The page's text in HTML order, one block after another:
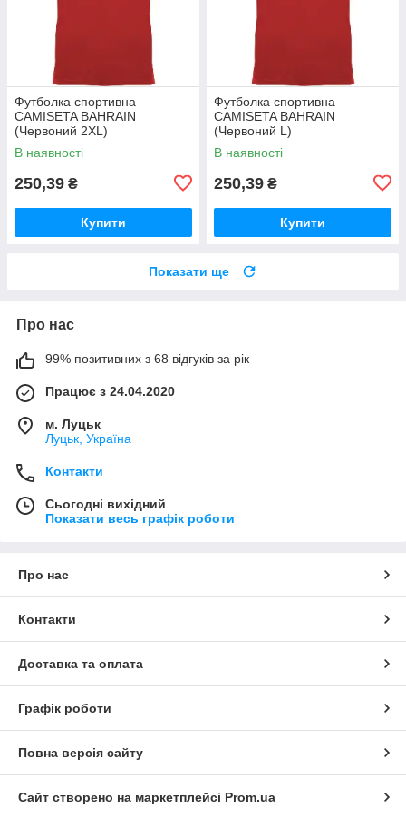
Футболка спортивна
CAMISETA BAHRAIN
(Червоний 2XL)
В наявності
250,39 ₴
Купити
Футболка спортивна
CAMISETA BAHRAIN
(Червоний L)
В наявності
250,39 ₴
Купити
Показати ще
Про нас
99% позитивних з 68 відгуків за рік
Працює з 24.04.2020
м. Луцьк
Луцьк, Україна
Контакти
Сьогодні вихідний
Показати весь графік роботи
Про нас
Контакти
Доставка та оплата
Графік роботи
Повна версія сайту
Сайт створено на маркетплейсі Prom.ua